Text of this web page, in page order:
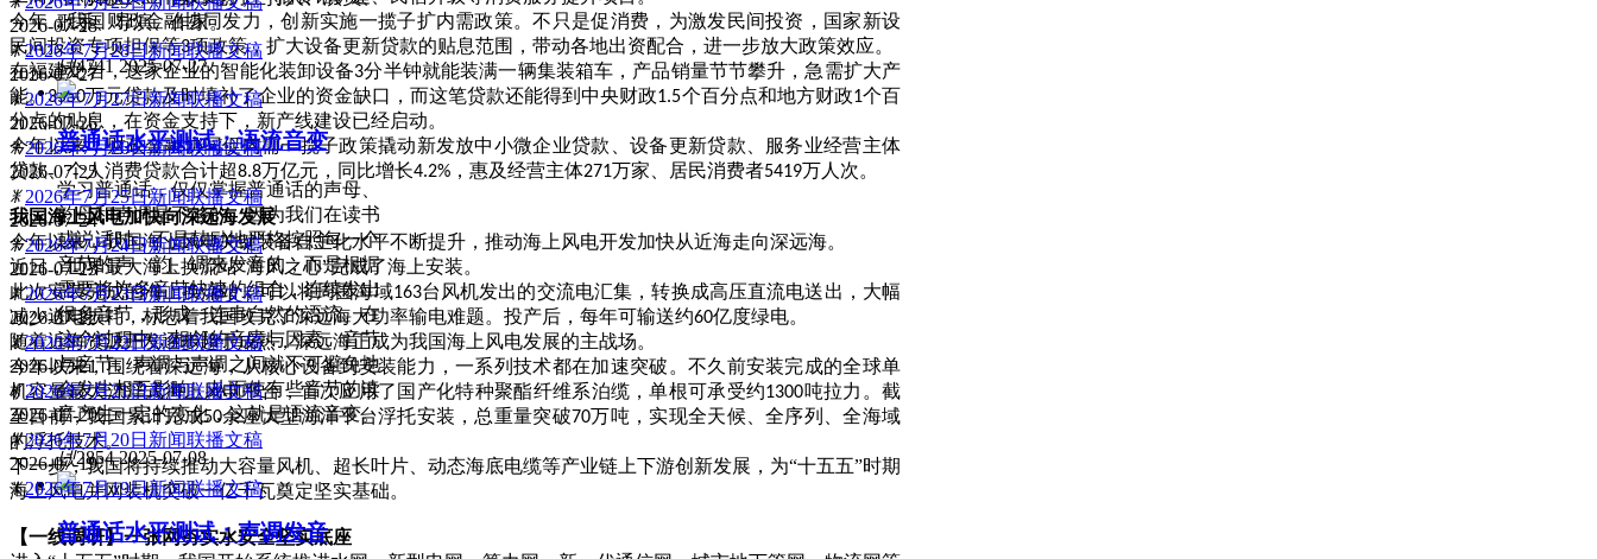
今年，我国财政金融协同发力，创新实施一揽子扩内需政策。不只是促消费，为激发民间投资，国家新设
民间投资专项担保等3项政策，扩大设备更新贷款的贴息范围，带动各地出资配合，进一步放大政策效应。
在福建龙岩，这家企业的智能化装卸设备3分半钟就能装满一辆集装箱车，产品销量节节攀升，急需扩大产
能。3550万元贷款及时填补了企业的资金缺口，而这笔贷款还能得到中央财政1.5个百分点和地方财政1个百
分点的贴息，在资金支持下，新产线建设已经启动。
今年以来，财政金融协同促内需一揽子政策撬动新发放中小微企业贷款、设备更新贷款、服务业经营主体
贷款、个人消费贷款合计超8.8万亿元，同比增长4.2% ，惠及经营主体271万家、居民消费者5419万人次。
我国海上风电加快向深远海发展
今年以来，我国海上风电关键装备自主化水平不断提升，推动海上风电开发加快从近海走向深远海。
近日，世界最大海上换流站“海风之心”完成了海上安装。
此次安装完成的海上换流站，可以将周围海域163台风机发出的交流电汇集，转换成高压直流电送出，大幅
减少送电损耗，标志着我国攻克了深远海大功率输电难题。投产后，每年可输送约60亿度绿电。
随着近海资源开发逐步趋于成熟，深远海正成为我国海上风电发展的主战场。
今年以来，围绕着深远海，从核心设备到安装能力，一系列技术都在加速突破。不久前安装完成的全球单
机容量最大漂浮式海上风电平台，首次应用了国产化特种聚酯纤维系泊缆，单根可承受约1300吨拉力。截
至目前，我国累计完成50余座大型海洋平台浮托安装，总重量突破70万吨，实现全天候、全序列、全海域
的浮托技术。
下一步，我国将持续推动大容量风机、超长叶片、动态海底电缆等产业链上下游创新发展，为“十五五”时期
海上风电并网装机突破一亿千瓦奠定坚实基础。
【一线调研】一张网夯实水安全坚实底座
歌手、导演、作家。
넶4741 2025-07-27
普通话水平测试：语流音变
学习普通话，仅仅掌握普通话的声母、
韵母和声调是不够的。因为我们在读书
或说话时，不是鼓励地严格按照每一个
音节的声、韵、调来发音的，而是根据
需要将许多音节快速的组合，连续发出
很多音节，形成一连串自然的语流。在
这个过程中，相邻的音素与因素、音节
与音节、声调与声调之间就不可避免地
会发生相互影响，从而使有些音节的读
音产生一定的变化，这就是语流音变。
넶2854 2025-07-08
普通话水平测试：声调发音
2026-07-28
ꂓ 2026年7月28日新闻联播文稿
2026-07-27
ꂓ 2026年7月27日新闻联播文稿
2026-07-26
ꂓ 2026年7月26日新闻联播文稿
2026-07-25
ꂓ 2026年7月25日新闻联播文稿
2026-07-24
ꂓ 2026年7月24日新闻联播文稿
2026-07-23
ꂓ 2026年7月23日新闻联播文稿
2026-07-22
ꂓ 2026年7月22日新闻联播文稿
2026-07-21
ꂓ 2026年7月21日新闻联播文稿
2026-07-20
ꂓ 2026年7月20日新闻联播文稿
2026-07-19
ꂓ 2026年7月19日新闻联播文稿